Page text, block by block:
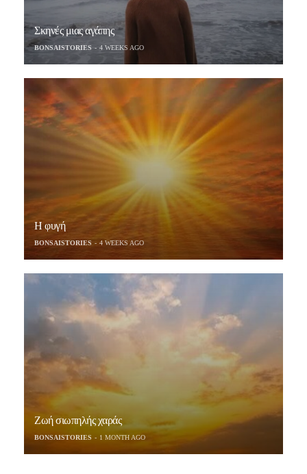
Σκηνές μιας αγάπης
BONSAISTORIES 4 WEEKS AGO
Η φυγή
BONSAISTORIES 4 WEEKS AGO
Ζωή σιωπηλής χαράς
BONSAISTORIES 1 MONTH AGO